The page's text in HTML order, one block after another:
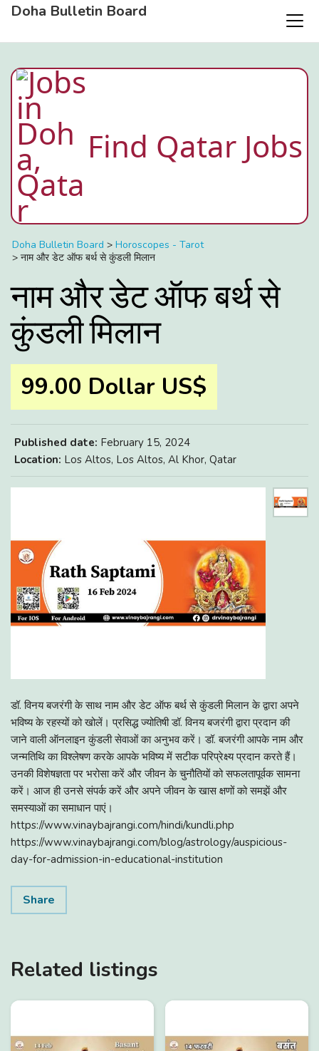
Doha Bulletin Board
Find Qatar Jobs
Doha Bulletin Board > Horoscopes - Tarot
> नाम और डेट ऑफ बर्थ से कुंडली मिलान
नाम और डेट ऑफ बर्थ से
कुंडली मिलान
99.00 Dollar US$
Published date: February 15, 2024
Location: Los Altos, Los Altos, Al Khor, Qatar
डॉ. विनय बजरंगी के साथ नाम और डेट ऑफ बर्थ से कुंडली मिलान के द्वारा अपने
भविष्य के रहस्यों को खोलें। प्रसिद्ध ज्योतिषी डॉ. विनय बजरंगी द्वारा प्रदान की
जाने वाली ऑनलाइन कुंडली सेवाओं का अनुभव करें। डॉ. बजरंगी आपके नाम और
जन्मतिथि का विश्लेषण करके आपके भविष्य में सटीक परिप्रेक्ष्य प्रदान करते हैं।
उनकी विशेषज्ञता पर भरोसा करें और जीवन के चुनौतियों को सफलतापूर्वक सामना
करें। आज ही उनसे संपर्क करें और अपने जीवन के खास क्षणों को समझें और
समस्याओं का समाधान पाएं।
https://www.vinaybajrangi.com/hindi/kundli.php
https://www.vinaybajrangi.com/blog/astrology/auspicious-
day-for-admission-in-educational-institution
Share
Related listings